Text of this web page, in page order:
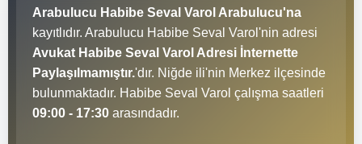
Arabulucu Habibe Seval Varol Arabulucu'na
kayıtlıdır. Arabulucu Habibe Seval Varol'nin adresi
Avukat Habibe Seval Varol Adresi İnternette
Paylaşılmamıştır.'dır. Niğde ili'nin Merkez ilçesinde
bulunmaktadır. Habibe Seval Varol çalışma saatleri
09:00 - 17:30 arasındadır.